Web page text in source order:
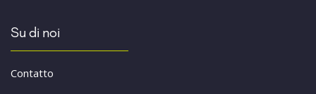
Su di noi
Contatto